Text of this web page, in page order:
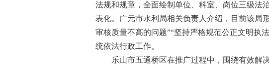
法规和规章，全面绘制单位、科室、岗位三级法
表化。广元市水利局相关负责人介绍，目前该局
审核质量不高的问题”“坚持严格规范公正文明执
统依法行政工作。
乐山市五通桥区在推广过程中，围绕有效解决